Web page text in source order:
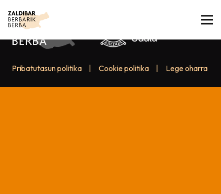
Pribatutasun politika Cookie politika Lege oharra